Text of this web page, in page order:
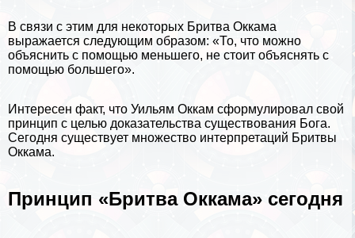
В связи с этим для некоторых Бритва Оккама
выражается следующим образом: «То, что можно
объяснить с помощью меньшего, не стоит объяснять с
помощью большего».
Интересен факт, что Уильям Оккам сформулировал свой
принцип с целью доказательства существования Бога.
Сегодня существует множество интерпретаций Бритвы
Оккама.
Принцип «Бритва Оккама» сегодня